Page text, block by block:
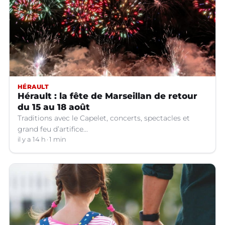
HÉRAULT
Hérault : la fête de Marseillan de retour
du 15 au 18 août
Traditions avec le Capelet, concerts, spectacles et
grand feu d’artifice...
il y a 14 h 1 min